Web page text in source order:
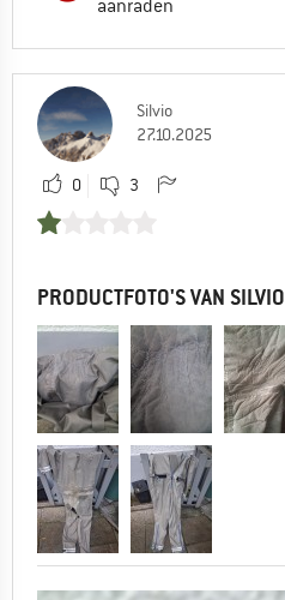
aanraden
Silvio
27.10.2025
0 3
PRODUCTFOTO'S VAN SILVIO